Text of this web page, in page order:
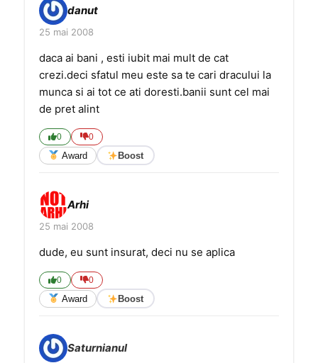
danut
25 mai 2008
daca ai bani , esti iubit mai mult de cat
crezi.deci sfatul meu este sa te cari dracului la
munca si ai tot ce ati doresti.banii sunt cel mai
de pret alint
0 0
Award Boost
Arhi
25 mai 2008
dude, eu sunt insurat, deci nu se aplica
0 0
Award Boost
Saturnianul